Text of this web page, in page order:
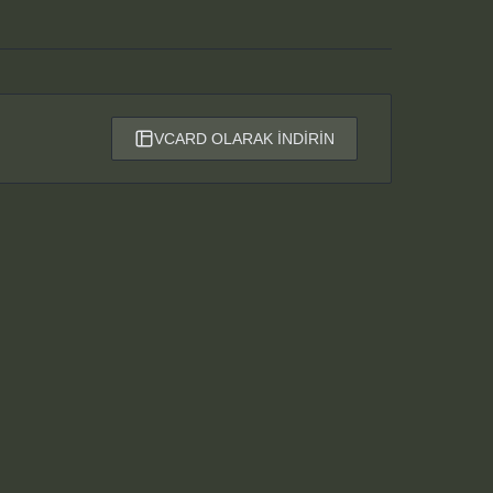
VCARD OLARAK İNDİRİN